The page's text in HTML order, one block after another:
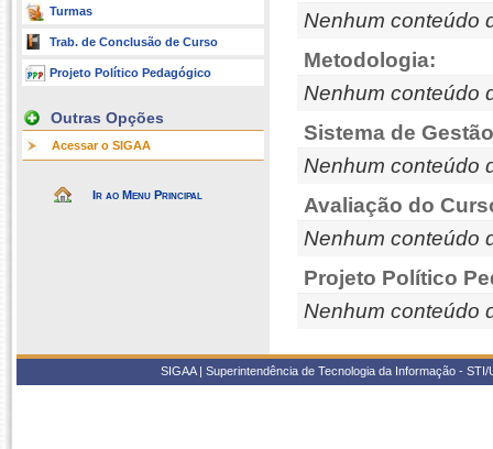
Turmas
Trab. de Conclusão de Curso
Projeto Político Pedagógico
Outras Opções
Acessar o SIGAA
Ir ao Menu Principal
Nenhum conteúdo
Metodologia:
Nenhum conteúdo
Sistema de
Nenhum conteúdo
Avaliação do
Nenhum conteúdo
Projeto Político
Nenhum conteúdo
SIGAA | Superintendência de Tecnologia da Informação -